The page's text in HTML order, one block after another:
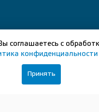
лицами в какой
соглашаетесь с
конфиденциальности
Принять